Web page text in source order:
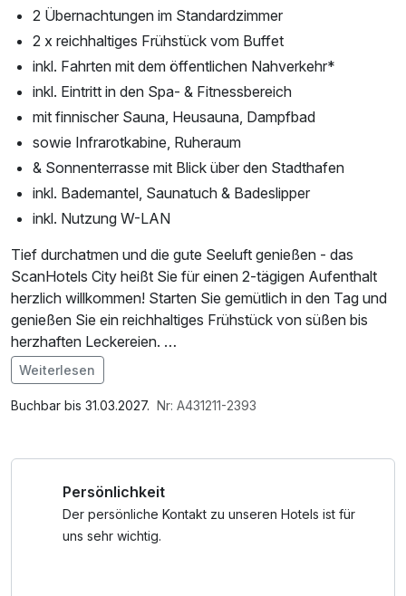
2 Übernachtungen im Standardzimmer
2 x reichhaltiges Frühstück vom Buffet
inkl. Fahrten mit dem öffentlichen Nahverkehr*
inkl. Eintritt in den Spa- & Fitnessbereich
mit finnischer Sauna, Heusauna, Dampfbad
sowie Infrarotkabine, Ruheraum
& Sonnenterrasse mit Blick über den Stadthafen
inkl. Bademantel, Saunatuch & Badeslipper
inkl. Nutzung W-LAN
Tief durchatmen und die gute Seeluft genießen - das
ScanHotels City heißt Sie für einen 2-tägigen Aufenthalt
herzlich willkommen! Starten Sie gemütlich in den Tag und
genießen Sie ein reichhaltiges Frühstück von süßen bis
herzhaften Leckereien.
Mit Blick auf den Rostocker Stadthafen können Sie sich
auf dem Sauna und Fitness Deck so richtig auspowern und
Das Hotel ist der perfekte Ausgangspunkt, um die lebhafte
Atmosphäre des Rostocker Hafens und die
Im Angebot enthalten
Saunabenutzung, Leihbademantel, Nutzung des
Weiterlesen
Buchbar bis 31.03.2027. Nr: A431211-2393
Persönlichkeit
Der persönliche Kontakt zu unseren Hotels ist für
uns sehr wichtig.